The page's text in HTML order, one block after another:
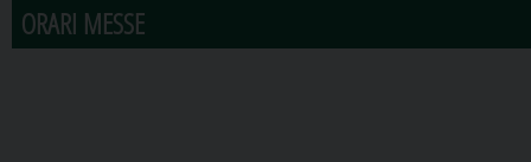
ORARI MESSE